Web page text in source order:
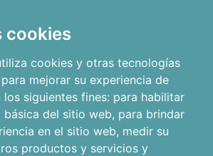
cookies
cookies y otras tecnologías
mejorar su experiencia de
siguientes fines: para habilitar
básica del sitio web, para brindar
en el sitio web, medir su
productos y servicios y